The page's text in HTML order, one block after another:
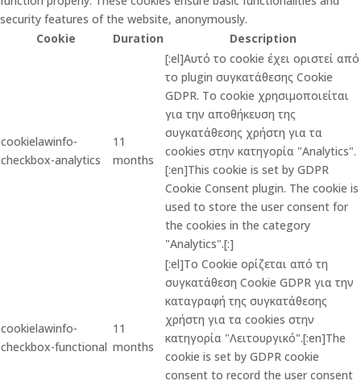
security features of the website, anonymously.
Cookie
Duration Description
cookielawinfo-
checkbox-analytics
11
months
[:el]Αυτό το cookie έχει οριστεί από
το plugin συγκατάθεσης Cookie
GDPR. Το cookie χρησιμοποιείται
για την αποθήκευση της
συγκατάθεσης χρήστη για τα
cookies στην κατηγορία "Analytics".
[:en]This cookie is set by GDPR
Cookie Consent plugin. The cookie is
used to store the user consent for
the cookies in the category
"Analytics".[:]
cookielawinfo-
checkbox-functional
11
months
[:el]Το Cookie ορίζεται από τη
συγκατάθεση Cookie GDPR για την
καταγραφή της συγκατάθεσης
χρήστη για τα cookies στην
κατηγορία "Λειτουργικό".[:en]The
cookie is set by GDPR cookie
consent to record the user consent